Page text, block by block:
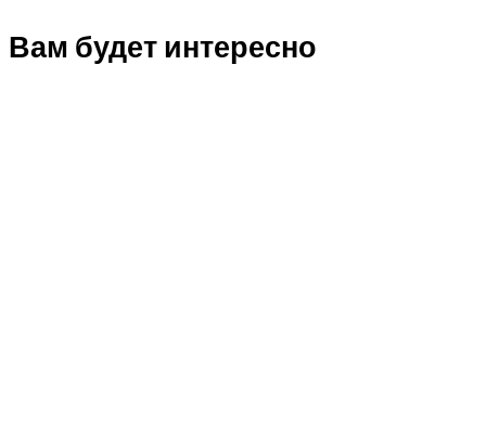
Вам будет интересно